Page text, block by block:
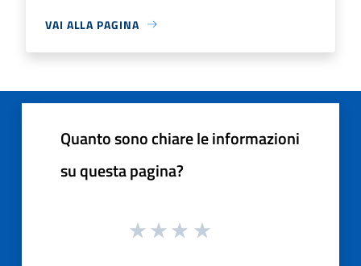
VAI ALLA PAGINA
Quanto sono chiare le informazioni
su questa pagina?